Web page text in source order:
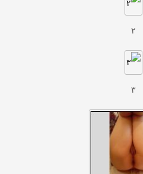
۲
۳